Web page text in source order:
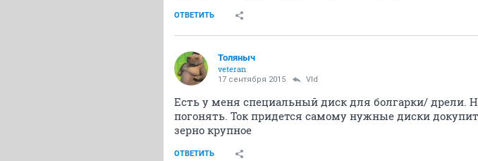
ОТВЕТИТЬ
Толяныч
veteran
17 сентября 2015 Vld
Есть у меня специальный диск для болгарки/ дрели.
погонять. Ток придется самому нужные диски
зерно крупное
ОТВЕТИТЬ